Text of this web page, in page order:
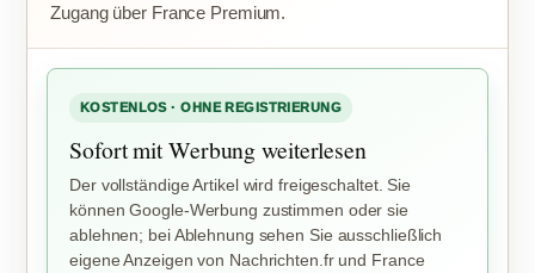
Zugang über France Premium.
KOSTENLOS · OHNE REGISTRIERUNG
Sofort mit Werbung weiterlesen
Der vollständige Artikel wird freigeschaltet. Sie
können Google-Werbung zustimmen oder sie
ablehnen; bei Ablehnung sehen Sie ausschließlich
eigene Anzeigen von Nachrichten.fr und France